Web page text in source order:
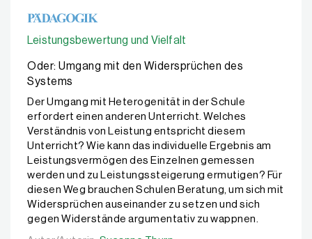
Leistungsbewertung und Vielfalt
Oder: Umgang mit den Widersprüchen des
Systems
Der Umgang mit Heterogenität in der Schule
erfordert einen anderen Unterricht. Welches
Verständnis von Leistung entspricht diesem
Unterricht? Wie kann das individuelle Ergebnis am
Leistungsvermögen des Einzelnen gemessen
werden und zu Leistungssteigerung ermutigen? Für
diesen Weg brauchen Schulen Beratung, um sich mit
Widersprüchen auseinander zu setzen und sich
gegen Widerstände argumentativ zu wappnen.